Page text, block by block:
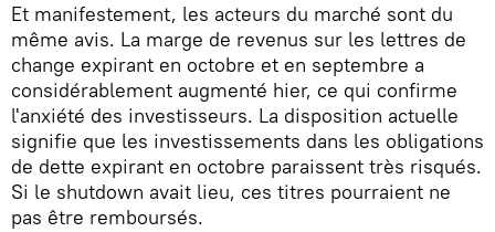
Et manifestement, les acteurs du marché sont du
même avis. La marge de revenus sur les lettres de
change expirant en octobre et en septembre a
considérablement augmenté hier, ce qui confirme
l'anxiété des investisseurs. La disposition actuelle
signifie que les investissements dans les obligations
de dette expirant en octobre paraissent très risqués.
Si le shutdown avait lieu, ces titres pourraient ne
pas être remboursés.